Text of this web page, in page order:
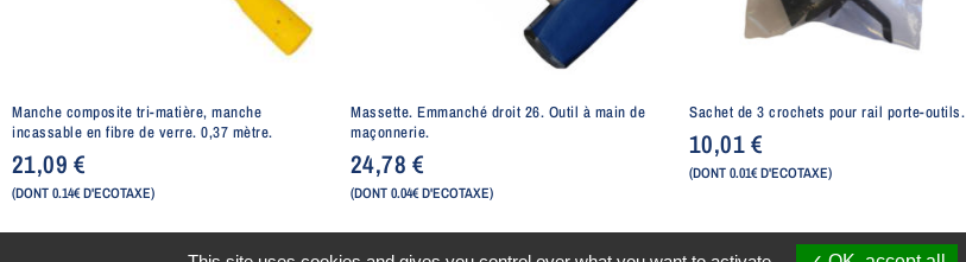
Manche composite tri-matière, manche
incassable en fibre de verre. 0,37 mètre.
21,09€
(DONT 0.14€ D'ECOTAXE)
Massette. Emmanché droit 26. Outil à main de
maçonnerie.
24,78€
(DONT 0.04€ D'ECOTAXE)
Sachet de 3 crochets pour rail porte-outils.
10,01€
(DONT 0.01€ D'ECOTAXE)